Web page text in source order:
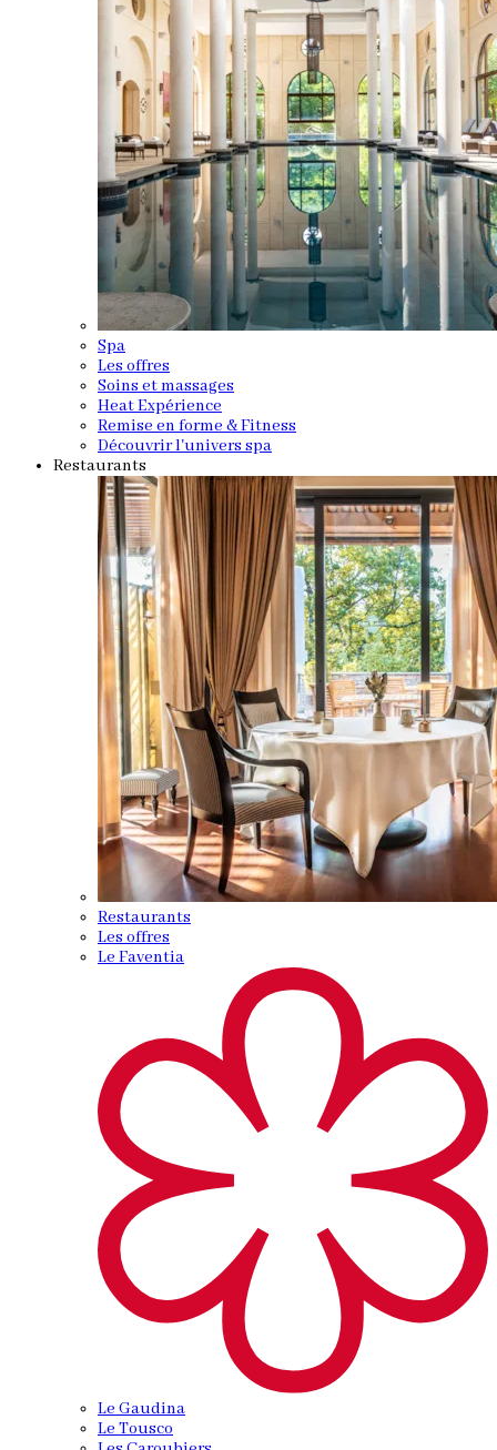
Spa
Les offres
Soins et massages
Heat Expérience
Remise en forme & Fitness
Découvrir l'univers spa
Restaurants
Restaurants
Les offres
Le Faventia
Le Gaudina
Le Tousco